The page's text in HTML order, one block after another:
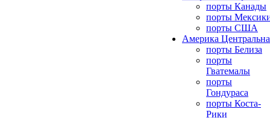
порты Канады
порты
порты США
Америка
порты Белиза
порты
Гватемалы
порты
Гондураса
порты Коста-
Рики